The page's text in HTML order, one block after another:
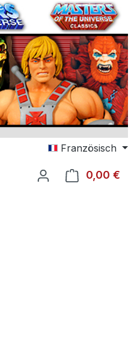
Französisch
0,00 €